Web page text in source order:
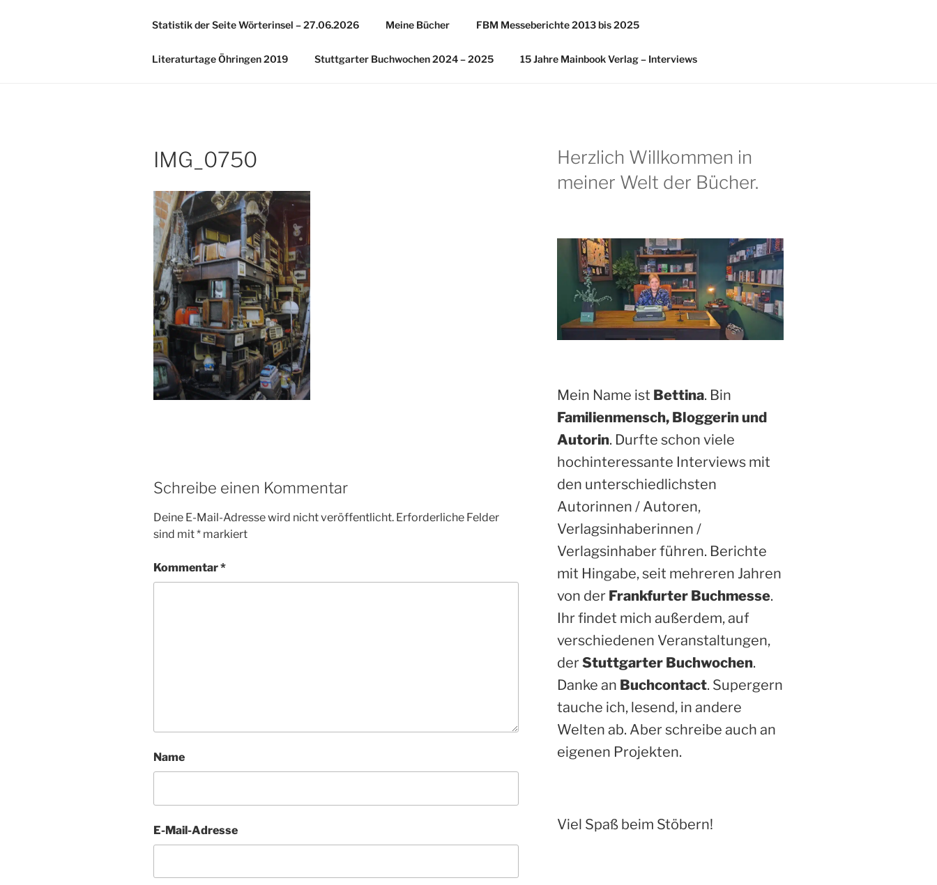
Statistik der Seite Wörterinsel – 27.06.2026 Meine Bücher FBM Messeberichte 2013 bis 2025
Literaturtage Öhringen 2019 Stuttgarter Buchwochen 2024 – 2025 15 Jahre Mainbook Verlag – Interviews
IMG_0750
Schreibe einen Kommentar
Deine E-Mail-Adresse wird nicht veröffentlicht. Erforderliche Felder
sind mit* markiert
Kommentar*
Name
E-Mail-Adresse
Herzlich Willkommen in
meiner Welt der Bücher.
Mein Name ist Bettina. Bin
Familienmensch, Bloggerin und
Autorin. Durfte schon viele
hochinteressante Interviews mit
den unterschiedlichsten
Autorinnen / Autoren,
Verlagsinhaberinnen /
Verlagsinhaber führen. Berichte
mit Hingabe, seit mehreren Jahren
von der Frankfurter Buchmesse.
Ihr findet mich außerdem, auf
verschiedenen Veranstaltungen,
derStuttgarter Buchwochen.
Danke an Buchcontact. Supergern
tauche ich, lesend, in andere
Welten ab. Aber schreibe auch an
eigenen Projekten.
Viel Spaß beim Stöbern!